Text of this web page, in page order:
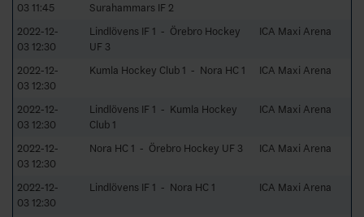
03 11:45
Surahammars IF 2
2022-12-
03 12:30
Lindlövens IF 1 - Örebro Hockey
UF 3
ICA Maxi Arena
2022-12-
03 12:30
Kumla Hockey Club 1 - Nora HC 1 ICA Maxi Arena
2022-12-
03 12:30
Lindlövens IF 1 - Kumla Hockey
Club 1
ICA Maxi Arena
2022-12-
03 12:30
Nora HC 1 - Örebro Hockey UF 3 ICA Maxi Arena
2022-12-
03 12:30
Lindlövens IF 1 - Nora HC 1 ICA Maxi Arena